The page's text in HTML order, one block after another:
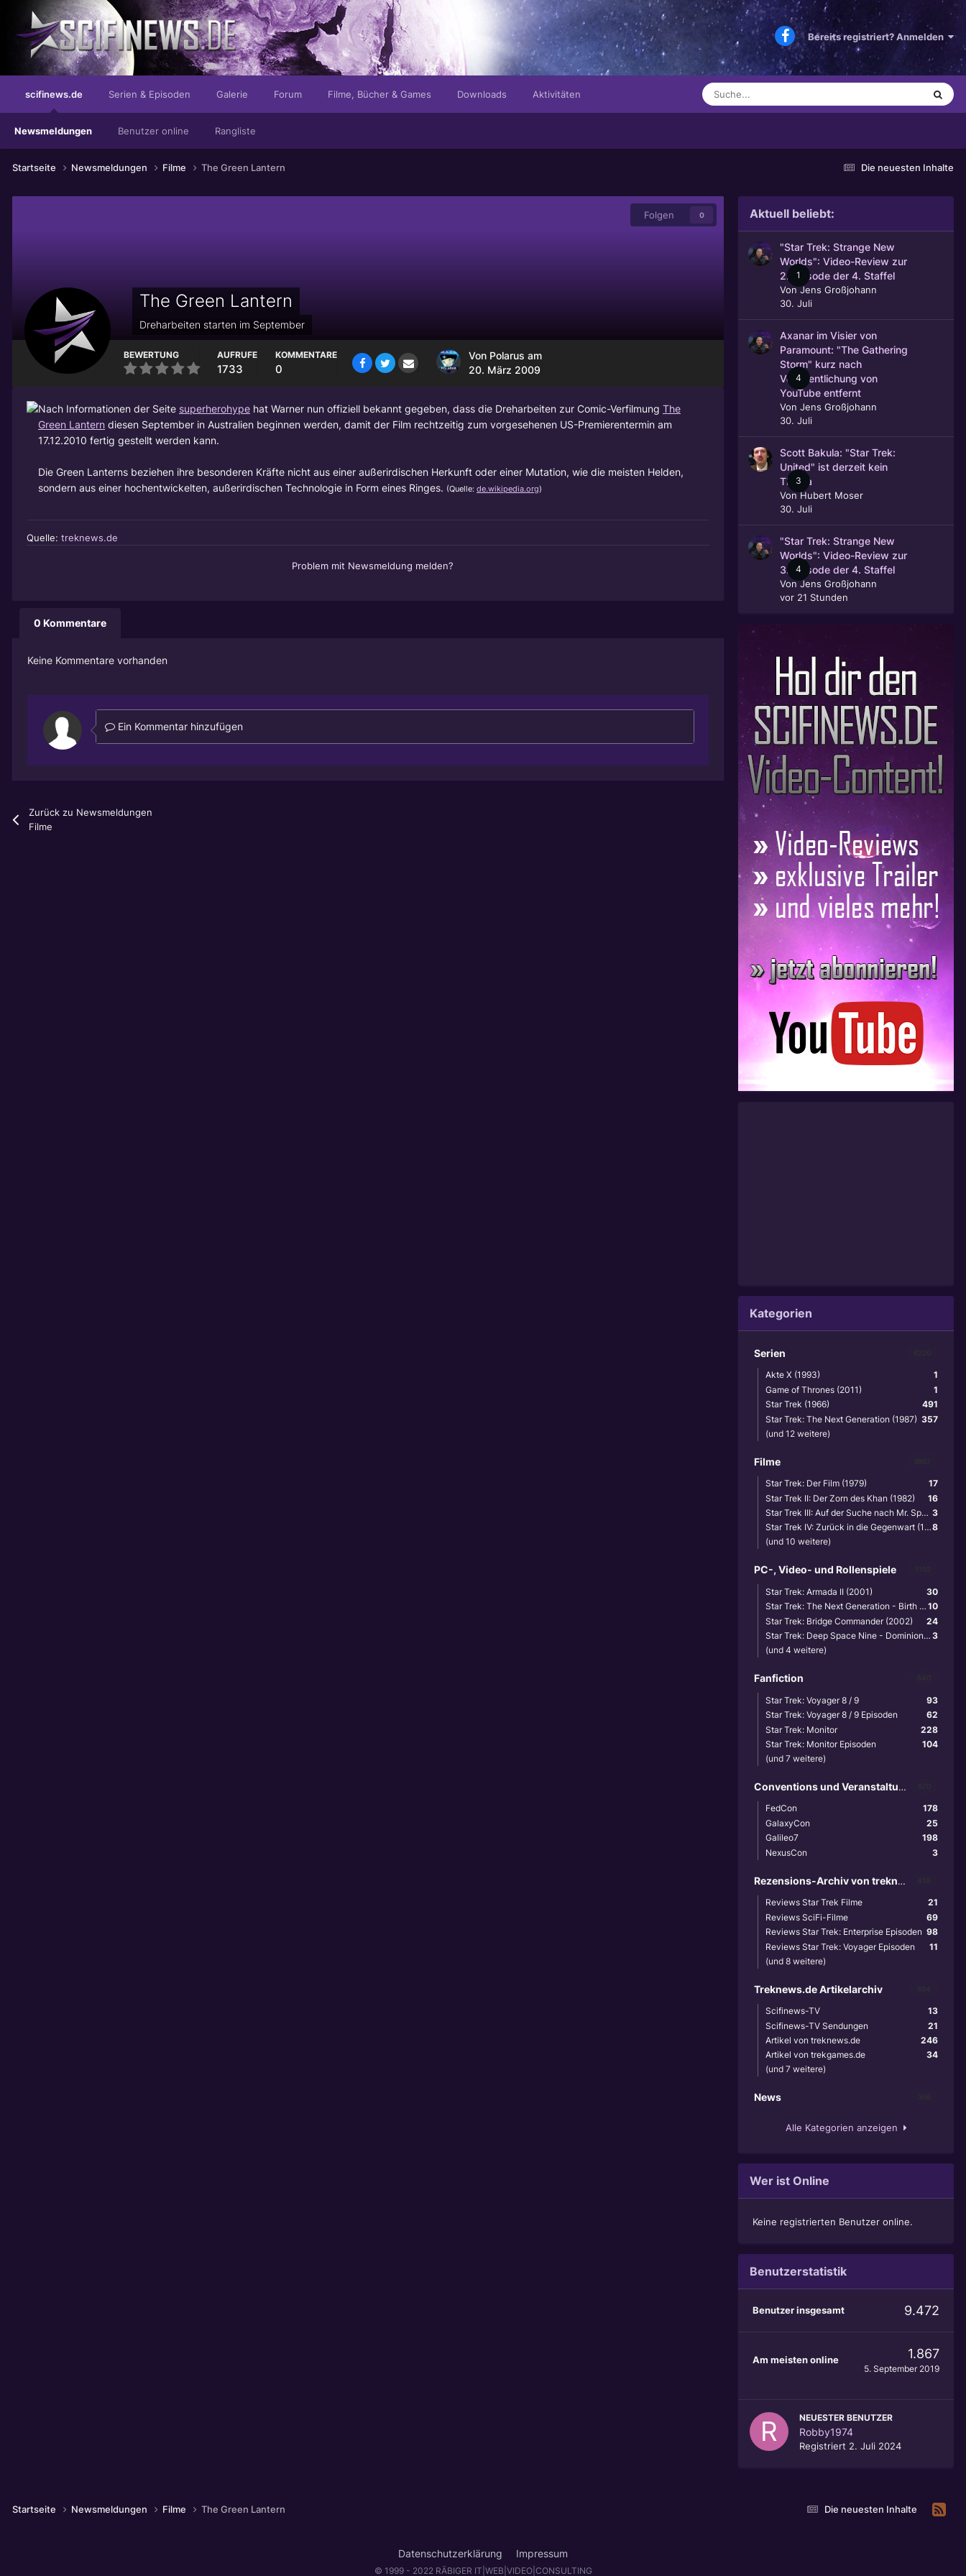
Bereits registriert? Anmelden
scifinews.de
Newsmeldungen Benutzer online Rangliste
Serien & Episoden Galerie Forum Filme, Bücher & Games Downloads Aktivitäten
Die neuesten Inhalte
Startseite Newsmeldungen Filme The Green Lantern
Folgen 0
The Green Lantern
Dreharbeiten starten im September
BEWERTUNG AUFRUFE
1733
KOMMENTARE
0
Von Polarus am
20. März 2009
Nach Informationen der Seite superherohype hat Warner nun offiziell bekannt gegeben, dass die Dreharbeiten zur Comic-Verfilmung The
Green Lantern diesen September in Australien beginnen werden, damit der Film rechtzeitig zum vorgesehenen US-Premierentermin am
17.12.2010 fertig gestellt werden kann.
Die Green Lanterns beziehen ihre besonderen Kräfte nicht aus einer außerirdischen Herkunft oder einer Mutation, wie die meisten Helden,
sondern aus einer hochentwickelten, außerirdischen Technologie in Form eines Ringes. (Quelle: de.wikipedia.org)
Quelle: treknews.de
Problem mit Newsmeldung melden?
0 Kommentare
Keine Kommentare vorhanden
Ein Kommentar hinzufügen
Zurück zu Newsmeldungen
Filme
Aktuell beliebt:
1
"Star Trek: Strange New
Worlds": Video-Review zur
2. Episode der 4. Staffel
VonJens Großjohann
30. Juli
4
Axanar im Visier von
Paramount: "The Gathering
Storm" kurz nach
Veröffentlichung von
YouTube entfernt
Von Jens Großjohann
30. Juli
3
Scott Bakula: "Star Trek:
United" ist derzeit kein
Thema
VonHubert Moser
30. Juli
4
"Star Trek: Strange New
Worlds": Video-Review zur
3. Episode der 4. Staffel
VonJens Großjohann
vor 21 Stunden
Kategorien
Serien
1
Akte X (1993)
1
Game of Thrones (2011)
491
Star Trek (1966)
357
Star Trek: The Next Generation (1987)
(und 12 weitere)
Filme
17
Star Trek: Der Film (1979)
16
Star Trek II: Der Zorn des Khan (1982)
3
Star Trek III: Auf der Suche nach Mr. Spock (1984)
8
Star Trek IV: Zurück in die Gegenwart (1986)
(und 10 weitere)
PC-, Video- und Rollenspiele
30
Star Trek: Armada II (2001)
10
Star Trek: The Next Generation - Birth of the Federation (1999)
24
Star Trek: Bridge Commander (2002)
3
Star Trek: Deep Space Nine - Dominion Wars (2001)
(und 4 weitere)
Fanfiction
93
Star Trek: Voyager 8 / 9
62
Star Trek: Voyager 8 / 9 Episoden
228
Star Trek: Monitor
104
Star Trek: Monitor Episoden
(und 7 weitere)
Conventions und Veranstaltungen
178
FedCon
25
GalaxyCon
198
Galileo7
3
NexusCon
Rezensions-Archiv von treknews.de
21
Reviews Star Trek Filme
69
Reviews SciFi-Filme
98
Reviews Star Trek: Enterprise Episoden
11
Reviews Star Trek: Voyager Episoden
(und 8 weitere)
Treknews.de Artikelarchiv
13
Scifinews-TV
21
Scifinews-TV Sendungen
246
Artikel von treknews.de
34
Artikel von trekgames.de
(und 7 weitere)
News
Alle Kategorien anzeigen
Wer ist Online
Keine registrierten Benutzer online.
Benutzerstatistik
Benutzer insgesamt 9.472
Am meisten online 1.867
5. September 2019
NEUESTER BENUTZER
Robby1974
Registriert 2. Juli 2024
Die neuesten Inhalte
Startseite Newsmeldungen Filme The Green Lantern
Datenschutzerklärung Impressum
© 1999 - 2022 RÄBIGER IT|WEB|VIDEO|CONSULTING